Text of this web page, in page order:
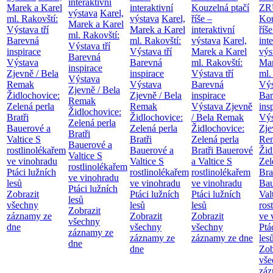
Marek a Karel
ml. Rakovští:
Výstava tří
Barevná
inspirace
Výstava
Zjevně / Bela
Remak
Židlochovice:
Zelená perla
Bratři
Bauerové a
Valtice S
rostlinolékařem
ve vinohradu
Ptáci lužních
lesů
Zobrazit
všechny
záznamy ze
dne
interaktivní
výstava Karel,
Marek a Karel
ml. Rakovští:
Výstava tří
Barevná
inspirace
Výstava
Zjevně / Bela
Remak
Židlochovice:
Zelená perla
Bratři
Bauerové a
Valtice S
rostlinolékařem
ve vinohradu
Ptáci lužních
lesů
Zobrazit
všechny
záznamy ze
dne
interaktivní
výstava Karel,
Marek a Karel
ml. Rakovští:
Výstava tří
Barevná
inspirace
Výstava
Zjevně / Bela
Remak
Židlochovice:
Zelená perla
Bratři
Bauerové a
Valtice S
rostlinolékařem
ve vinohradu
Ptáci lužních
lesů
Zobrazit
všechny
záznamy ze
dne
Kouzelná ptačí
říše –
interaktivní
výstava Karel,
Marek a Karel
ml. Rakovští:
Výstava tří
Barevná
inspirace
Výstava Zjevně
/ Bela Remak
Židlochovice:
Zelená perla
Bratři Bauerové
a Valtice S
rostlinolékařem
ve vinohradu
Ptáci lužních
lesů
Zobrazit
všechny
záznamy ze dne
ml.
ve